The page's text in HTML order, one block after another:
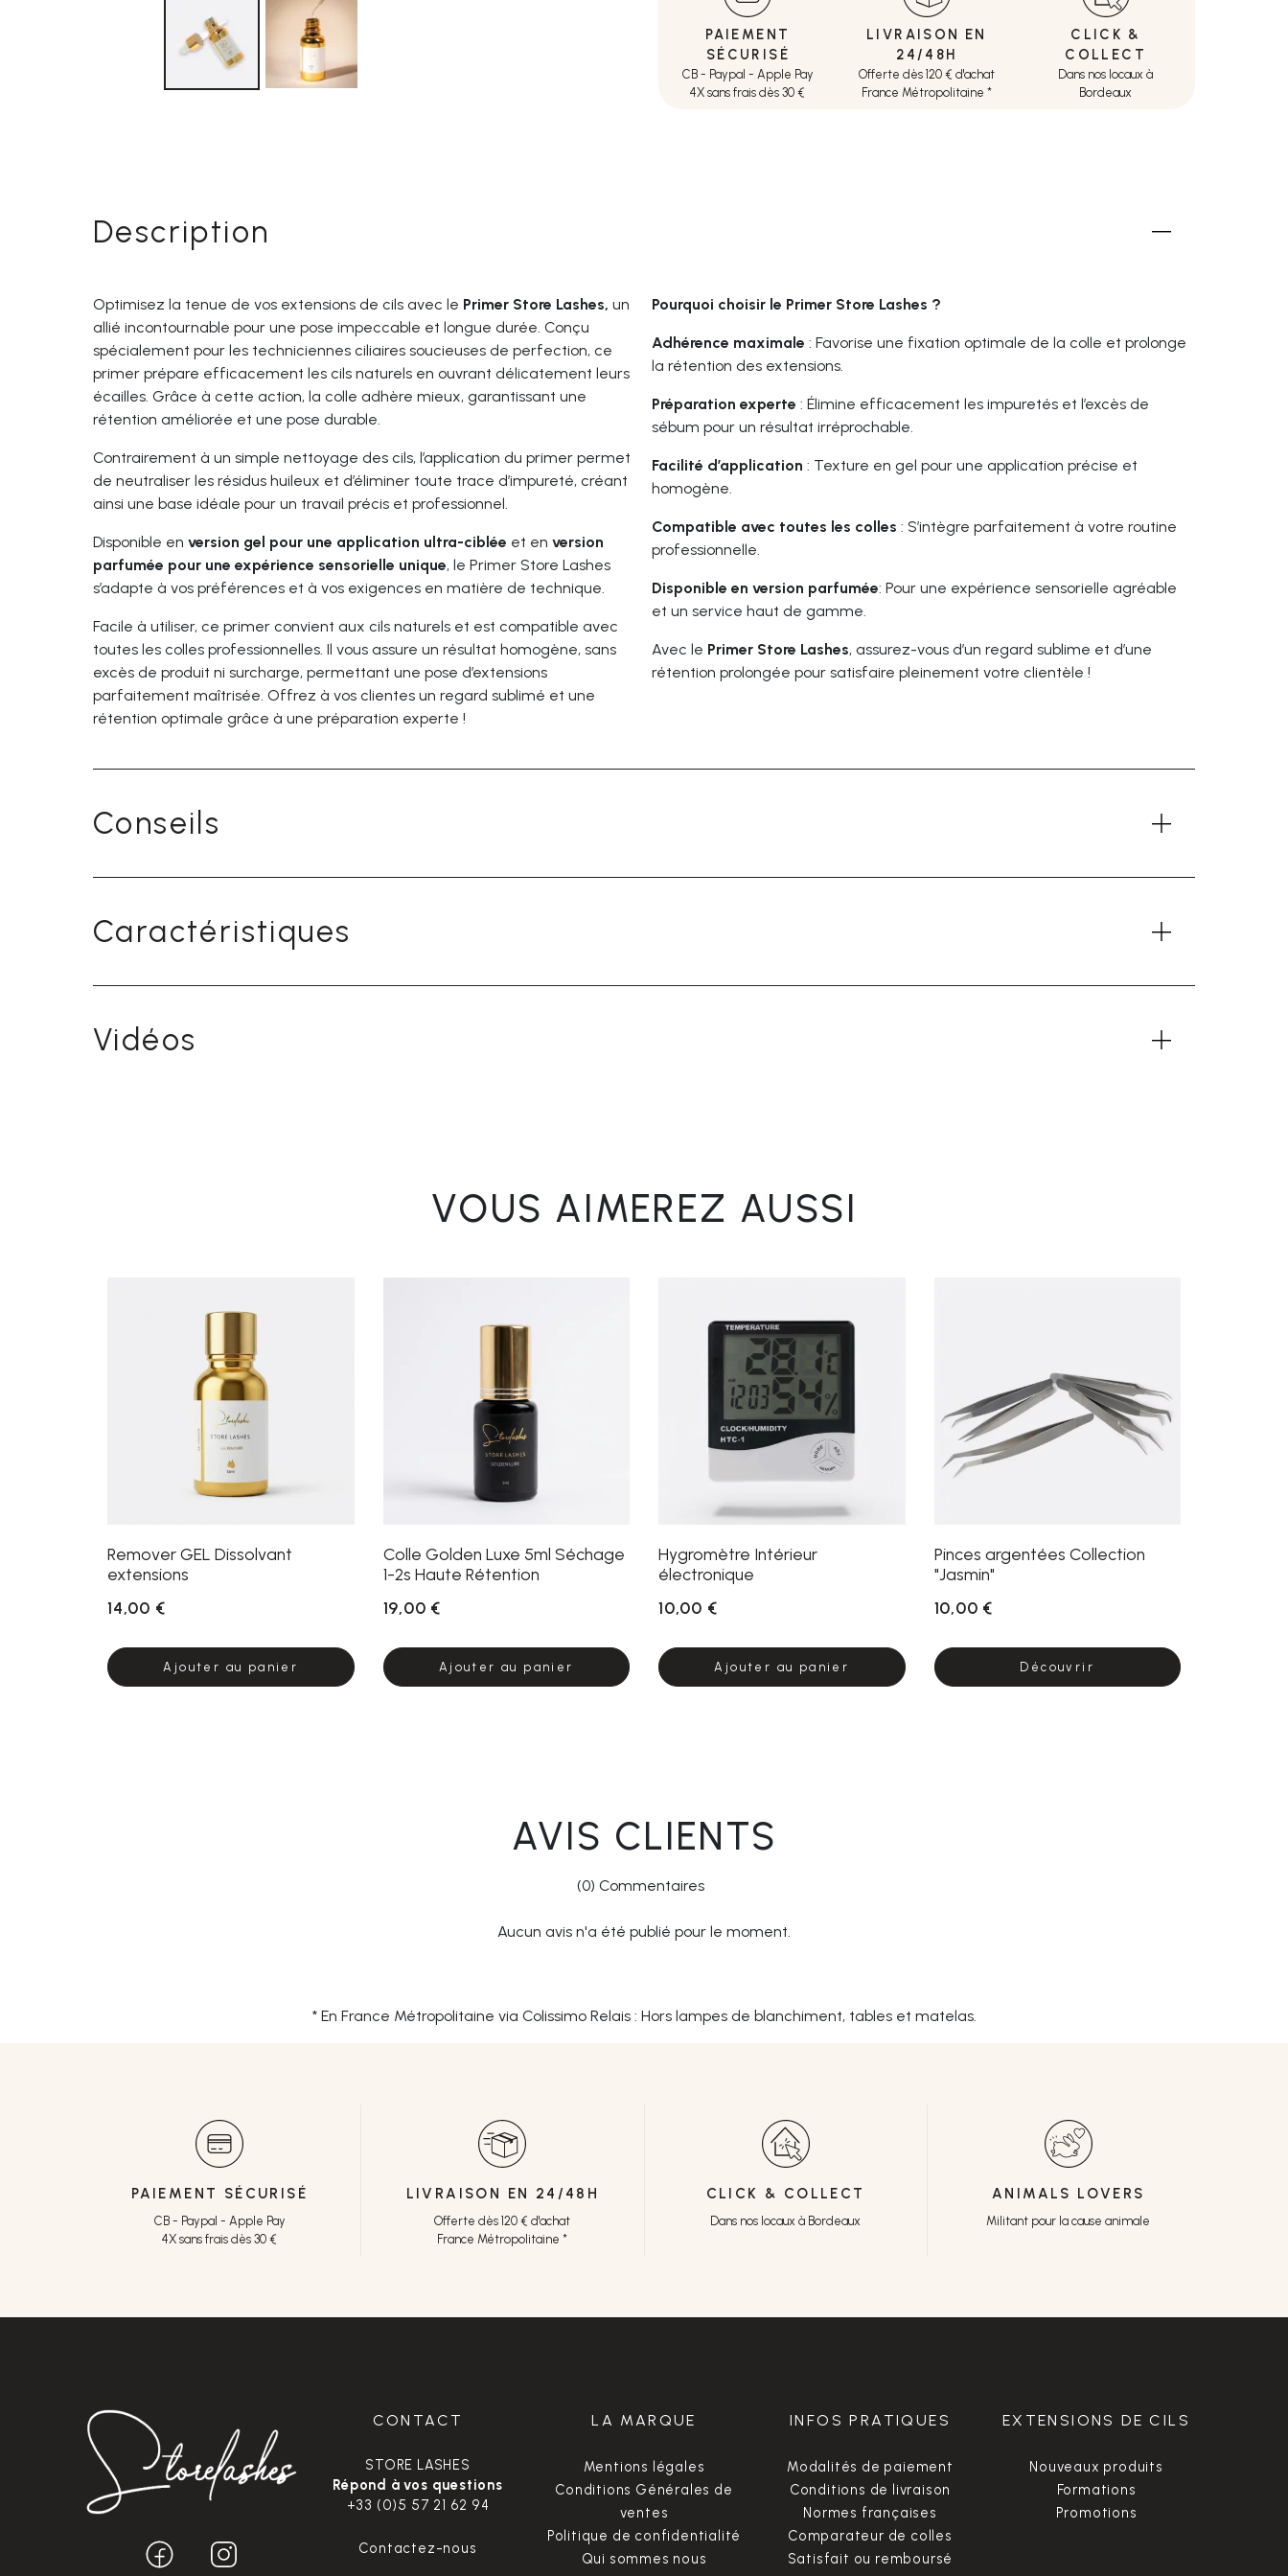
PAIEMENT
SÉCURISÉ
CB - Paypal - Apple Pay
4X sans frais dès 30 €
LIVRAISON EN
24/48H
Offerte dès 120 € d'achat
France Métropolitaine *
CLICK &
COLLECT
Dans nos locaux à
Bordeaux
Description
Optimisez la tenue de vos extensions de cils avec le Primer Store Lashes, un
allié incontournable pour une pose impeccable et longue durée. Conçu
spécialement pour les techniciennes ciliaires soucieuses de perfection, ce
primer prépare efficacement les cils naturels en ouvrant délicatement leurs
écailles. Grâce à cette action, la colle adhère mieux, garantissant une
rétention améliorée et une pose durable.
Contrairement à un simple nettoyage des cils, l’application du primer permet
de neutraliser les résidus huileux et d’éliminer toute trace d’impureté, créant
ainsi une base idéale pour un travail précis et professionnel.
Disponible en version gel pour une application ultra-ciblée et en version
parfumée pour une expérience sensorielle unique, le Primer Store Lashes
s’adapte à vos préférences et à vos exigences en matière de technique.
Facile à utiliser, ce primer convient aux cils naturels et est compatible avec
toutes les colles professionnelles. Il vous assure un résultat homogène, sans
excès de produit ni surcharge, permettant une pose d’extensions
parfaitement maîtrisée. Offrez à vos clientes un regard sublimé et une
rétention optimale grâce à une préparation experte !
Pourquoi choisir le Primer Store Lashes ?
Adhérence maximale : Favorise une fixation optimale de la colle et prolonge
la rétention des extensions.
Préparation experte : Élimine efficacement les impuretés et l’excès de
sébum pour un résultat irréprochable.
Facilité d’application : Texture en gel pour une application précise et
homogène.
Compatible avec toutes les colles : S’intègre parfaitement à votre routine
professionnelle.
Disponible en version parfumée: Pour une expérience sensorielle agréable
et un service haut de gamme.
Avec le Primer Store Lashes, assurez-vous d’un regard sublime et d’une
rétention prolongée pour satisfaire pleinement votre clientèle !
Conseils
Caractéristiques
Vidéos
VOUS AIMEREZ AUSSI
Remover GEL Dissolvant
extensions
14,00 €
Ajouter au panier
Colle Golden Luxe 5ml Séchage
1-2s Haute Rétention
19,00 €
Ajouter au panier
Hygromètre Intérieur
électronique
10,00 €
Ajouter au panier
Pinces argentées Collection
"Jasmin"
10,00 €
Découvrir
AVIS CLIENTS
(0) Commentaires
Aucun avis n'a été publié pour le moment.
* En France Métropolitaine via Colissimo Relais : Hors lampes de blanchiment, tables et matelas.
PAIEMENT SÉCURISÉ
CB - Paypal - Apple Pay
4X sans frais dès 30 €
LIVRAISON EN 24/48H
Offerte dès 120 € d'achat
France Métropolitaine *
CLICK & COLLECT
Dans nos locaux à Bordeaux
ANIMALS LOVERS
Militant pour la cause animale
CONTACT
STORE LASHES
Répond à vos questions
+33 (0)5 57 21 62 94
Contactez-nous
LA MARQUE
Mentions légales
Conditions Générales de
ventes
Politique de confidentialité
Qui sommes nous
INFOS PRATIQUES
Modalités de paiement
Conditions de livraison
Normes françaises
Comparateur de colles
Satisfait ou remboursé
EXTENSIONS DE CILS
Nouveaux produits
Formations
Promotions